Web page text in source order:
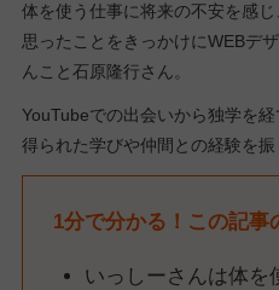
体を使う仕事に将来の不安を感
思ったことをきっかけにWEBデ
んこと石原隆行さん。
YouTubeでの出会いから独学を
得られた学びや仲間との経験を振
1分で分かる！この記事
いっしーさんは体を